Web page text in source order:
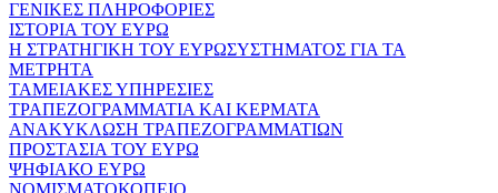
ΓΕΝΙΚΕΣ ΠΛΗΡΟΦΟΡΙΕΣ
ΙΣΤΟΡΙΑ ΤΟΥ ΕΥΡΩ
Η ΣΤΡΑΤΗΓΙΚΗ ΤΟΥ ΕΥΡΩΣΥΣΤΗΜΑΤΟΣ ΓΙΑ ΤΑ
ΜΕΤΡΗΤΑ
ΤΑΜΕΙΑΚΕΣ ΥΠΗΡΕΣΙΕΣ
ΤΡΑΠΕΖΟΓΡΑΜΜΑΤΙΑ ΚΑΙ ΚΕΡΜΑΤΑ
ΑΝΑΚΥΚΛΩΣΗ ΤΡΑΠΕΖΟΓΡΑΜΜΑΤΙΩΝ
ΠΡΟΣΤΑΣΙΑ ΤΟΥ ΕΥΡΩ
ΨΗΦΙΑΚΟ ΕΥΡΩ
ΝΟΜΙΣΜΑΤΟΚΟΠΕΙΟ